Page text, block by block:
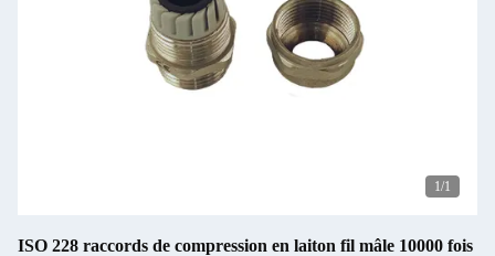
1/1
ISO 228 raccords de compression en laiton fil mâle 10000 fois